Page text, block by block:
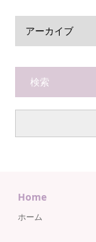
検索
Home
ホーム